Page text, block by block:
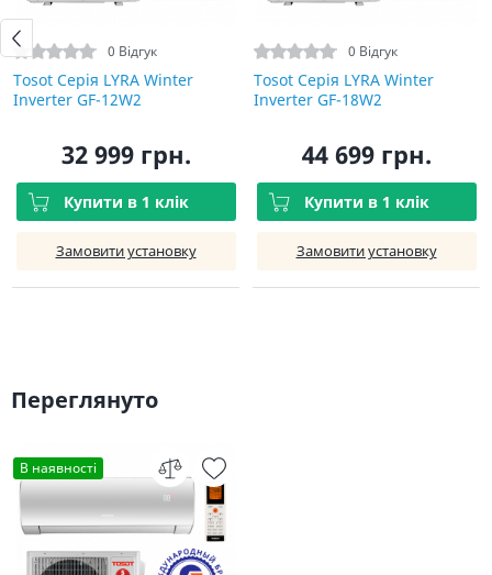
0 Відгук
Tosot Серія LYRA Winter
Inverter GF-12W2
32 999 грн.
Купити в 1 клік
Замовити установку
0 Відгук
Tosot Серія LYRA Winter
Inverter GF-18W2
44 699 грн.
Купити в 1 клік
Замовити установку
Переглянуто
В наявності